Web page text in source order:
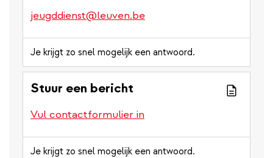
jeugddienst@leuven.be
Je krijgt zo snel mogelijk een antwoord.
Stuur een bericht
Vul contactformulier in
Je krijgt zo snel mogelijk een antwoord.